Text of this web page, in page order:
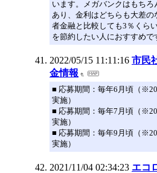
います。メガバンクはもち
あり、金利はどちらも大差
者金融と比較しても3％くら
を節約したい人におすすめ
2022/05/15 11:11:16 市民
金情報
■ 応募期間：毎年6月頃（
実施）
■ 応募期間：毎年7月頃（
実施）
■ 応募期間：毎年9月頃（
実施）
2021/11/04 02:34:23 エコ